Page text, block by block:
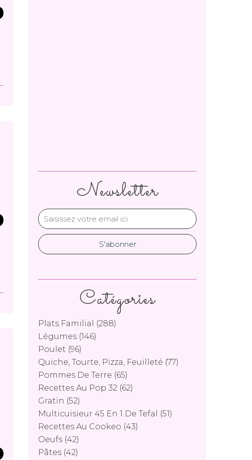
Newsletter
Catégories
Plats Familial
(288)
Légumes (146)
Poulet (96)
Quiche, Tourte, Pizza, Feuilleté (77)
Pommes De Terre (65)
Recettes Au Pop 32 (62)
Gratin (52)
Multicuisieur 45 En 1 De Tefal
(51)
Recettes Au Cookeo (43)
Oeufs (42)
Pâtes (42)